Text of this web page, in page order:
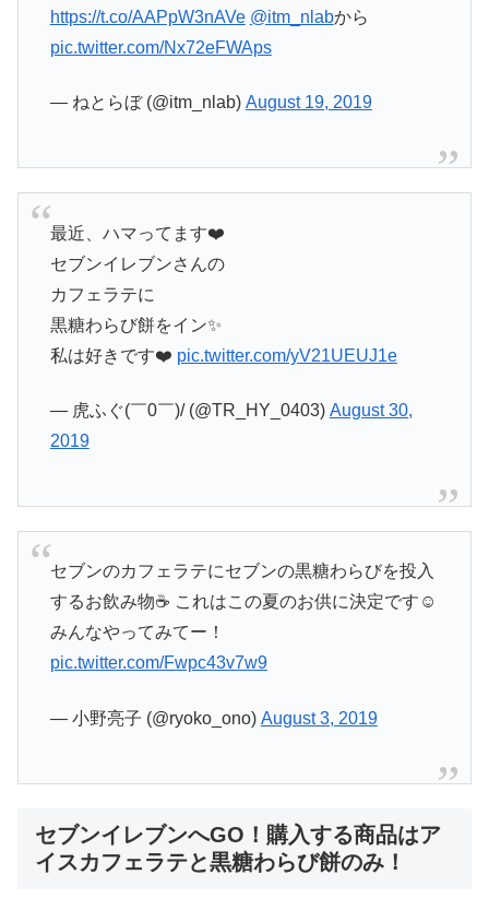
https://t.co/AAPpW3nAVe @itm_nlabから
pic.twitter.com/Nx72eFWAps
— ねとらぼ (@itm_nlab) August 19, 2019
最近、ハマってます❤️
セブンイレブンさんの
カフェラテに
黒糖わらび餅をイン✨
私は好きです❤️ pic.twitter.com/yV21UEUJ1e
— 虎ふぐ(￣0￣)/ (@TR_HY_0403) August 30,
2019
セブンのカフェラテにセブンの黒糖わらびを投入
するお飲み物☕ これはこの夏のお供に決定です☺️
みんなやってみてー！
pic.twitter.com/Fwpc43v7w9
— 小野亮子 (@ryoko_ono) August 3, 2019
セブンイレブンへGO！購入する商品はア
イスカフェラテと黒糖わらび餅のみ！